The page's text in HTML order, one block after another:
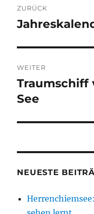
ZURÜCK
Vorheriger
WEITER
Nächster
Beitrag:
Traumschiff
See
NEUESTE